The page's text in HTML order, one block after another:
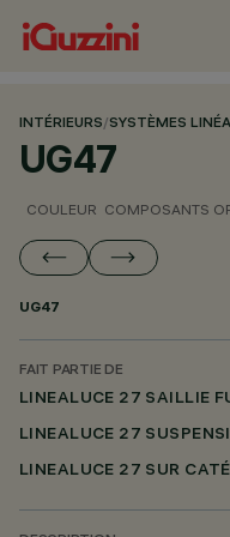
INTÉRIEURS/SYSTÈMES
UG47
COULEUR COMPOSANTS
UG47
FAIT PARTIE DE
LINEALUCE 27 SAILLIE
LINEALUCE 27
LINEALUCE 27 SUR